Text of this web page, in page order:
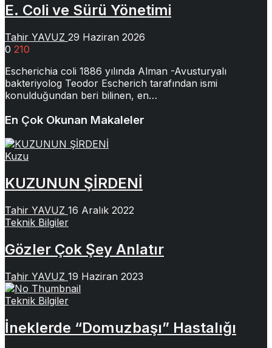
E. Coli ve Sürü Yönetimi
Tahir YAVUZ 29 Haziran 2026
0 210
Escherichia coli 1886 yılında Alman -Avusturyalı
bakteriyolog Teodor Escherich tarafından ismi
konulduğundan beri bilinen, en…
En Çok Okunan Makaleler
Kuzu
KUZUNUN ŞİRDENİ
Tahir YAVUZ 16 Aralık 2022
Teknik Bilgiler
Gözler Çok Şey Anlatır
Tahir YAVUZ 19 Haziran 2023
Teknik Bilgiler
İneklerde “Domuzbaşı” Hastalığı